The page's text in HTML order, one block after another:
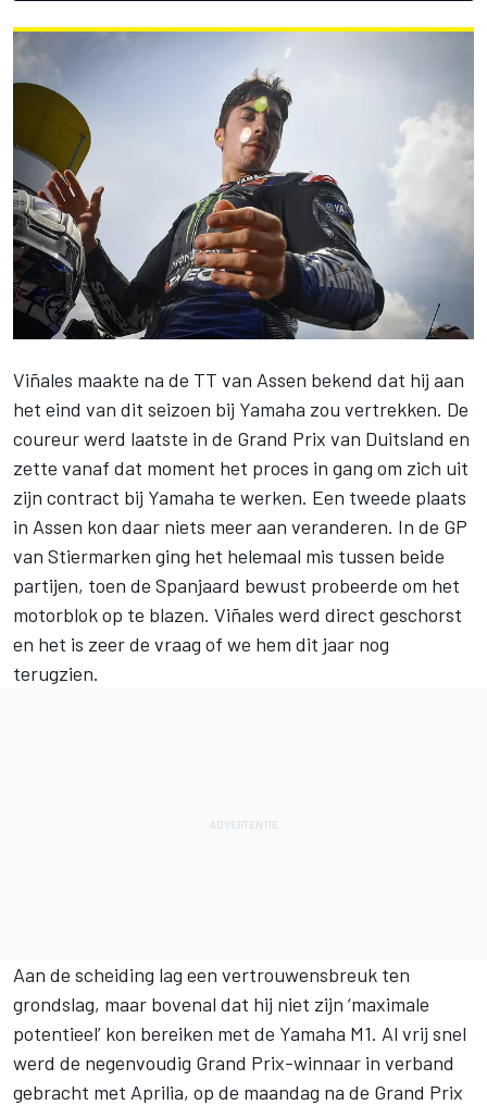
Viñales maakte na de TT van Assen bekend dat hij aan
het eind van dit seizoen bij Yamaha zou vertrekken. De
coureur werd laatste in de Grand Prix van Duitsland en
zette vanaf dat moment het proces in gang om zich uit
zijn contract bij Yamaha te werken. Een tweede plaats
in Assen kon daar niets meer aan veranderen. In de GP
van Stiermarken ging het helemaal mis tussen beide
partijen, toen de Spanjaard bewust probeerde om het
motorblok op te blazen. Viñales werd direct geschorst
en het is zeer de vraag of we hem dit jaar nog
terugzien.
Aan de scheiding lag een vertrouwensbreuk ten
grondslag, maar bovenal dat hij niet zijn ‘maximale
potentieel’ kon bereiken met de Yamaha M1. Al vrij snel
werd de negenvoudig Grand Prix-winnaar in verband
gebracht met Aprilia, op de maandag na de Grand Prix